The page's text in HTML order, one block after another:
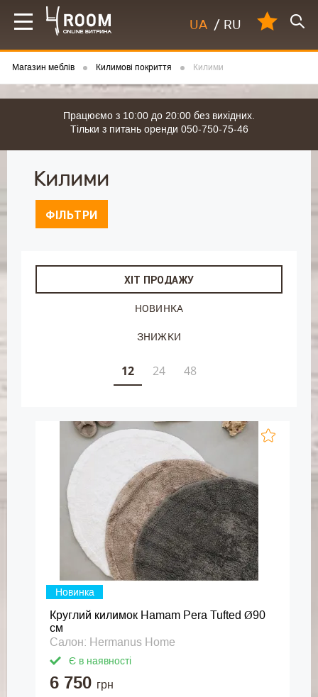
UA / RU
Магазин меблів Килимові покриття Килими
Працюємо з 10:00 до 20:00 без вихідних.
Тільки з питань оренди 050-750-75-46
Килими
ФІЛЬТРИ
ХІТ ПРОДАЖУ
НОВИНКА
ЗНИЖКИ
12 24 48
Новинка
Круглий килимок Hamam Pera Tufted Ø90
см
Салон: Hermanus Home
Є в наявності
6 750 грн